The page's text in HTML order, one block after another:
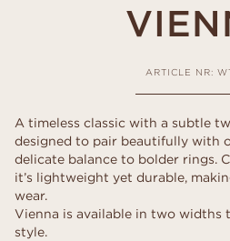
ARTICLE NR:
A timeless classic with a subtle
designed to pair beautifully with
delicate balance to bolder rings.
it’s lightweight yet durable,
wear.
Vienna is available in two widths
style.